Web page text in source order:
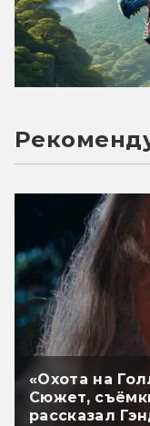
«Охота на
Сюжет,
рассказал